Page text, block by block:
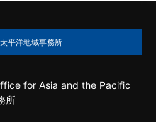
平洋地域事務所
for Asia and the Pacific
所